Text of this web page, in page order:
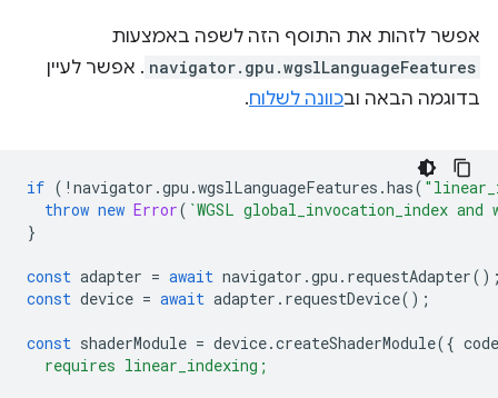
אפשר לזהות את התוסף הזה לשפה באמצעות
navigator.gpu.wgslLanguageFeatures . אפשר לעיין
בדוגמה הבאה ובכוונה לשלוח.
if ( ! navigator .gpu .wgslLanguageFeatures .has(
throw new Error( `WGSL global_invocation_index
}
const adapter = await navigator .gpu . requestAdapter
const device = await adapter . requestDevice();
const shaderModule = device.createShaderModule({ code
  requires linear_indexing;